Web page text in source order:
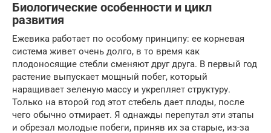
Биологические особенности и цикл
развития
Ежевика работает по особому принципу: ее корневая
система живет очень долго, в то время как
плодоносящие стебли сменяют друг друга. В первый год
растение выпускает мощный побег, который
наращивает зеленую массу и укрепляет структуру.
Только на второй год этот стебель дает плоды, после
чего обычно отмирает. Я однажды перепутал эти этапы
и обрезал молодые побеги, приняв их за старые, из-за